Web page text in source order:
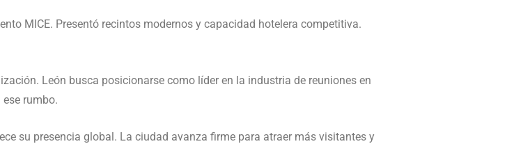
MICE. Presentó recintos modernos y capacidad hotelera competitiva.
León busca posicionarse como líder en la industria de reuniones en
rumbo.
su presencia global. La ciudad avanza firme para atraer más visitantes y